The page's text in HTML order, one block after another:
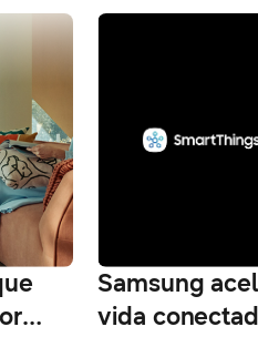
Samsung
vida